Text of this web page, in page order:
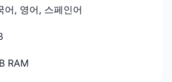
어, 영어, 스페인어
RAM